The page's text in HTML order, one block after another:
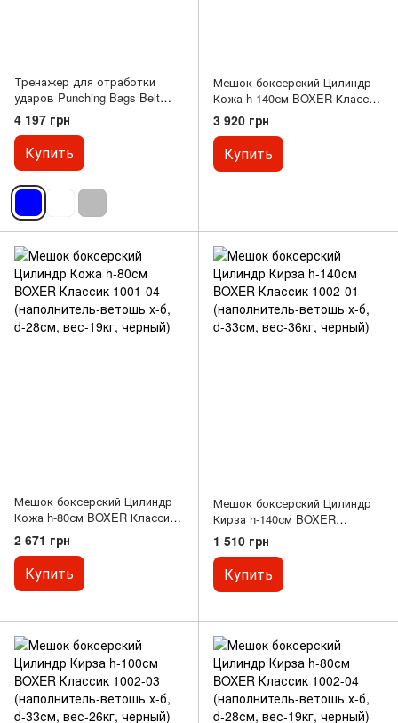
Тренажер для отработки
ударов Punching Bags Belt
пояс для боксерского мешка
Slip Stick SP-Sport BO-1993-3
(кожа, цвета в ассортименте)
4 197 грн
Купить
Мешок боксерский Цилиндр
Кожа h-140см BOXER Классик
1001-01 (наполнитель-ветошь
х-б, d-33см, вес-36кг, черный)
3 920 грн
Купить
Мешок боксерский Цилиндр
Кожа h-80см BOXER Классик
1001-04 (наполнитель-ветошь
х-б, d-28см, вес-19кг, черный)
2 671 грн
Купить
Мешок боксерский Цилиндр
Кирза h-140см BOXER
Классик 1002-01 (наполнитель-
ветошь х-б, d-33см, вес-36кг,
черный)
1 510 грн
Купить